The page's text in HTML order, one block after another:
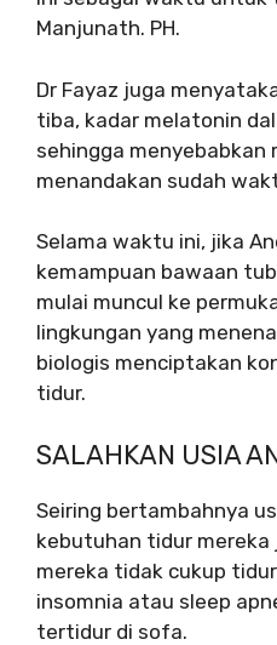
Manjunath. PH.
Dr Fayaz juga
tiba, kadar melatonin
sehingga menyebabkan
menandakan sudah
Selama waktu ini, jika
kemampuan bawaan
mulai muncul ke
lingkungan yang
biologis menciptakan
tidur.
SALAHKAN USIA
Seiring bertambahnya
kebutuhan tidur mereka
mereka tidak cukup
insomnia atau sleep
tertidur di sofa.